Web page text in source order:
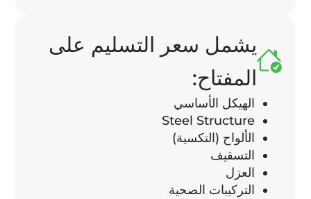
يشمل سعر التسليم على
المفتاح:
الهيكل الأساسي
Steel Structure
الألواح (التكسية)
التسقيف
العزل
التركيبات الصحية